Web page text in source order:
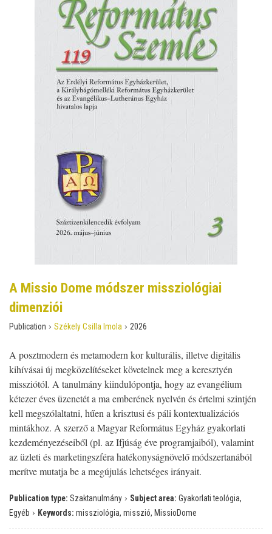
A Missio Dome módszer missziológiai
dimenziói
Publication › Székely Csilla Imola › 2026
A posztmodern és metamodern kor kulturális, illetve digitális
kihívásai új megközelítéseket követelnek meg a keresztyén
missziótól. A tanulmány kiindulópontja, hogy az evangélium
kétezer éves üzenetét a ma emberének nyelvén és értelmi szintjén
kell megszólaltatni, hűen a krisztusi és páli kontextualizációs
mintákhoz. A szerző a Magyar Református Egyház gyakorlati
kezdeményezéseiből (pl. az Ifjúság éve programjaiból), valamint
az üzleti és marketingszféra hatékonyságnövelő módszertanából
merítve mutatja be a megújulás lehetséges irányait.
Publication type: Szaktanulmány › Subject area: Gyakorlati teológia,
Egyéb › Keywords: missziológia, misszió, MissioDome